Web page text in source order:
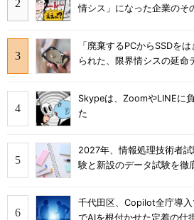
情シス」になった企業のそ
「廃棄するPCからSSDを
られた、限界情シスの延命
Skypeは、ZoomやLINEに
た
2027年、情報処理技術者
験と新設のデータ試験を徹
千代田区、Copilot全庁導
でAIを根付かせた定着の仕